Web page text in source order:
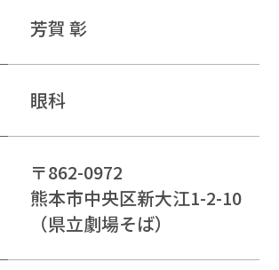
芳賀 彰
眼科
〒862-0972
熊本市中央区新大江1-2-10
（県⽴劇場そば）